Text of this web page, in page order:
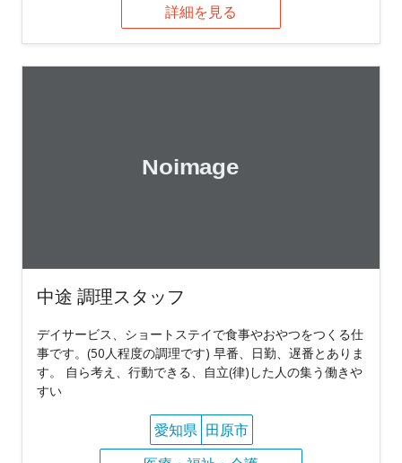
詳細を見る
中途 調理スタッフ
デイサービス、ショートステイで食事やおやつをつくる仕
事です。(50人程度の調理です) 早番、日勤、遅番とありま
す。 自ら考え、行動できる、自立(律)した人の集う働きや
すい
愛知県 田原市